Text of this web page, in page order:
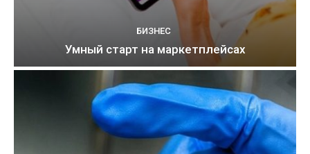
БИЗНЕС
Умный старт на маркетплейсах